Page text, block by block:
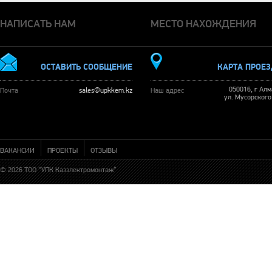
НАПИСАТЬ НАМ МЕСТО НАХОЖДЕНИЯ
ОСТАВИТЬ СООБЩЕНИЕ
Почта sales@upkkem.kz
КАРТА
Наш адрес
050016, г
ул.
ВАКАНСИИ ПРОЕКТЫ ОТЗЫВЫ
© 2026 ТОО “УПК Казэлектромонтаж”